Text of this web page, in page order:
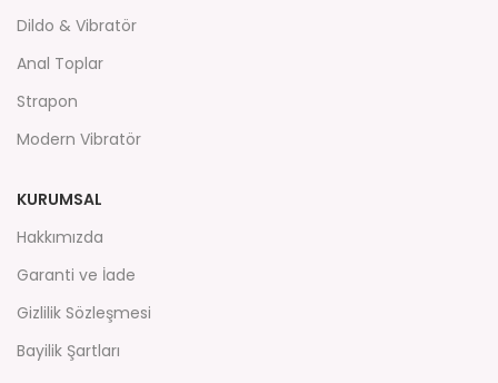
Dildo & Vibratör
Anal Toplar
Strapon
Modern Vibratör
KURUMSAL
Hakkımızda
Garanti ve İade
Gizlilik Sözleşmesi
Bayilik Şartları